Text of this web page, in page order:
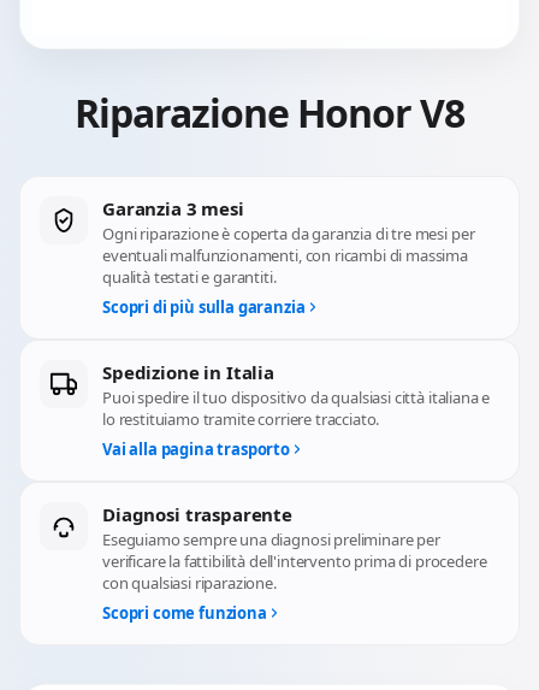
Riparazione Honor V8
Garanzia 3 mesi
Ogni riparazione è coperta da garanzia di tre mesi per
eventuali malfunzionamenti, con ricambi di massima
qualità testati e garantiti.
Scopri di più sulla garanzia
Spedizione in Italia
Puoi spedire il tuo dispositivo da qualsiasi città italiana e
lo restituiamo tramite corriere tracciato.
Vai alla pagina trasporto
Diagnosi trasparente
Eseguiamo sempre una diagnosi preliminare per
verificare la fattibilità dell'intervento prima di procedere
con qualsiasi riparazione.
Scopri come funziona